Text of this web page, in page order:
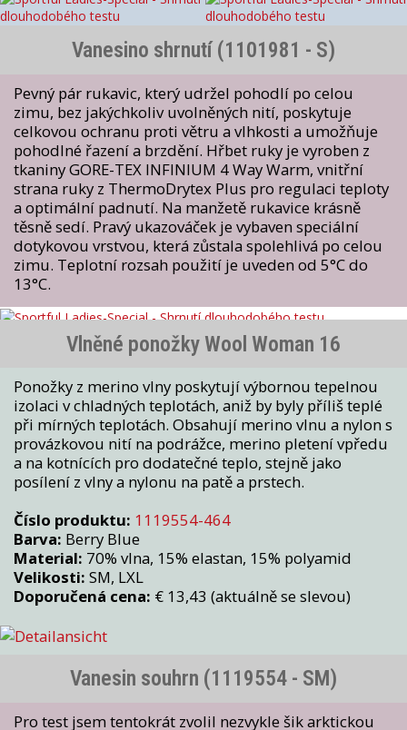
Vanesino shrnutí (1101981 - S)
Pevný pár rukavic, který udržel pohodlí po celou
zimu, bez jakýchkoliv uvolněných nití, poskytuje
celkovou ochranu proti větru a vlhkosti a umožňuje
pohodlné řazení a brzdění. Hřbet ruky je vyroben z
tkaniny GORE-TEX INFINIUM 4 Way Warm, vnitřní
strana ruky z ThermoDrytex Plus pro regulaci teploty
a optimální padnutí. Na manžetě rukavice krásně
těsně sedí. Pravý ukazováček je vybaven speciální
dotykovou vrstvou, která zůstala spolehlivá po celou
zimu. Teplotní rozsah použití je uveden od 5°C do
13°C.
Vlněné ponožky Wool Woman 16
Ponožky z merino vlny poskytují výbornou tepelnou
izolaci v chladných teplotách, aniž by byly příliš teplé
při mírných teplotách. Obsahují merino vlnu a nylon s
provázkovou nití na podrážce, merino pletení vpředu
a na kotnících pro dodatečné teplo, stejně jako
posílení z vlny a nylonu na patě a prstech.
Číslo produktu: 1119554-464
Barva: Berry Blue
Material: 70% vlna, 15% elastan, 15% polyamid
Velikosti: SM, LXL
Doporučená cena: € 13,43 (aktuálně se slevou)
Vanesin souhrn (1119554 - SM)
Pro test jsem tentokrát zvolil nezvykle šik arktickou